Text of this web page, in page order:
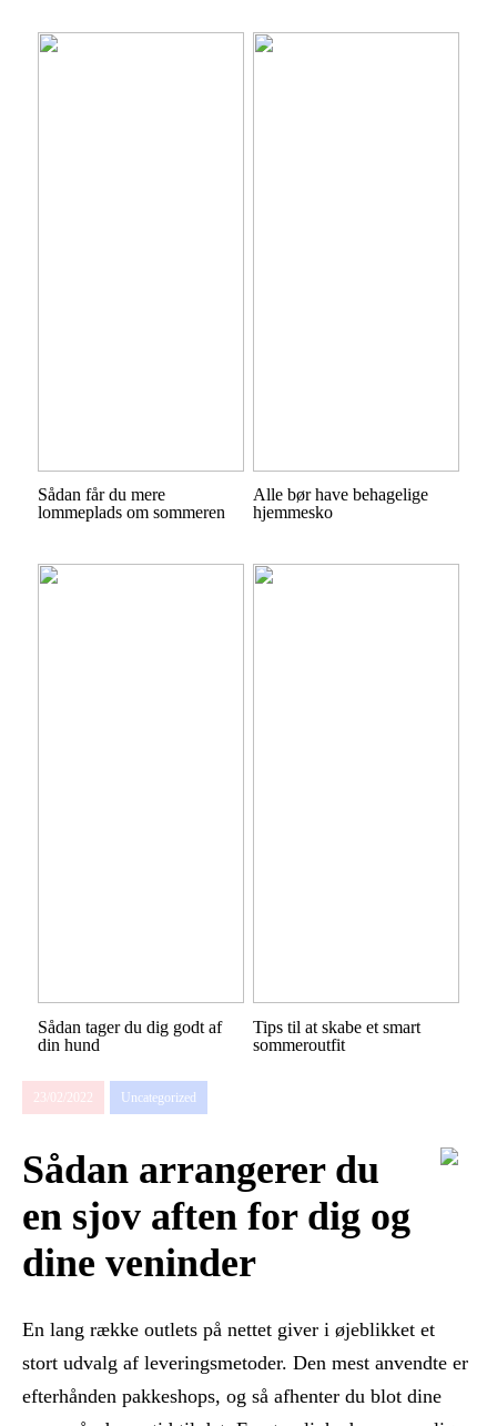
Sådan får du mere
lommeplads om sommeren
Alle bør have behagelige
hjemmesko
Sådan tager du dig godt af
din hund
Tips til at skabe et smart
sommeroutfit
23/02/2022 Uncategorized
Sådan arrangerer du
en sjov aften for dig og
dine veninder
En lang række outlets på nettet giver i øjeblikket et
stort udvalg af leveringsmetoder. Den mest anvendte er
efterhånden pakkeshops, og så afhenter du blot dine